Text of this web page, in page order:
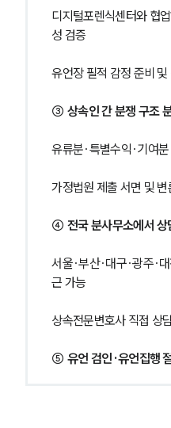
디지털포렌식센터와 협
성 검증
유언장 필적 감정 준비
③ 상속인 간 분쟁 구조
유류분·특별수익·기여
가정법원 제출 서면 및 변
④ 전국 분사무소에서 상
서울·부산·대구·광주·
근 가능
상속전문변호사 직접 상
⑤ 유언 검인·유언집행